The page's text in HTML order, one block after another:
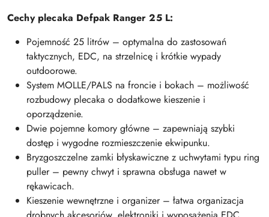
Cechy plecaka Defpak Ranger 25 L:
Pojemność 25 litrów – optymalna do zastosowań
taktycznych, EDC, na strzelnicę i krótkie wypady
outdoorowe.
System MOLLE/PALS na froncie i bokach – możliwość
rozbudowy plecaka o dodatkowe kieszenie i
oporządzenie.
Dwie pojemne komory główne – zapewniają szybki
dostęp i wygodne rozmieszczenie ekwipunku.
Bryzgoszczelne zamki błyskawiczne z uchwytami typu ring
puller – pewny chwyt i sprawna obsługa nawet w
rękawicach.
Kieszenie wewnętrzne i organizer – łatwa organizacja